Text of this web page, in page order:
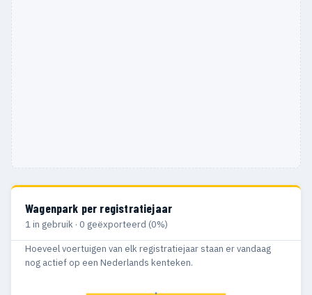
Wagenpark per registratiejaar
1 in gebruik · 0 geëxporteerd (0%)
Hoeveel voertuigen van elk registratiejaar staan er vandaag
nog actief op een Nederlands kenteken.